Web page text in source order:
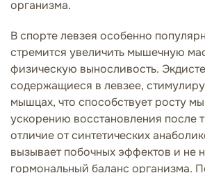
организма.
В спорте левзея особенно
стремится увеличить мышечную
физическую выносливость.
содержащиеся в левзее,
мышцах, что способствует росту
ускорению восстановления после
отличие от синтетических
вызывает побочных эффектов и не
гормональный баланс организма.